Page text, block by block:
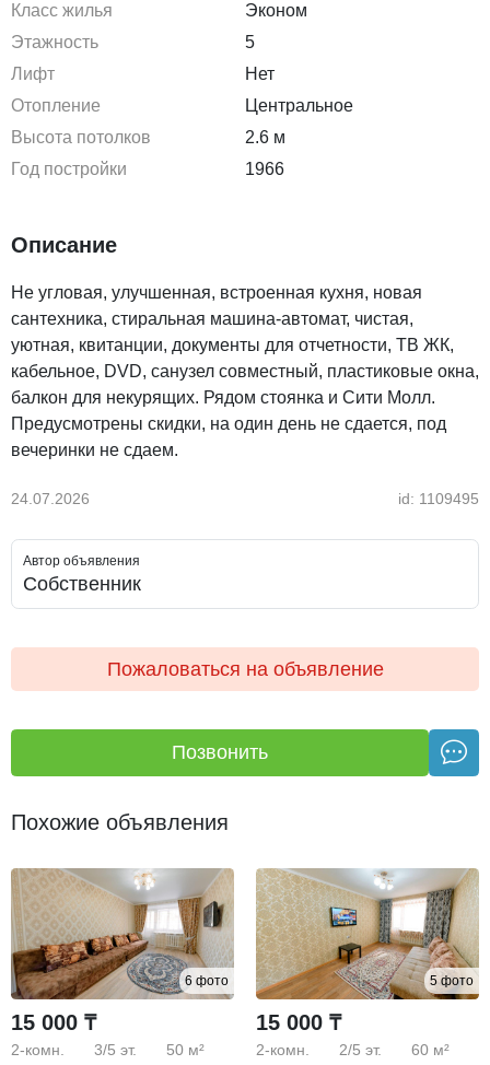
Класс жилья
Эконом
Этажность
5
Лифт
Нет
Отопление
Центральное
Высота потолков
2.6 м
Год постройки
1966
Описание
Не угловая, улучшенная, встроенная кухня, новая
сантехника, стиральная машина-автомат, чистая,
уютная, квитанции, документы для отчетности, ТВ ЖК,
кабельное, DVD, санузел совместный, пластиковые окна,
балкон для некурящих. Рядом стоянка и Сити Молл.
Предусмотрены скидки, на один день не сдается, под
вечеринки не сдаем.
24.07.2026 id: 1109495
Автор объявления
Собственник
Пожаловаться на объявление
Позвонить
Похожие объявления
6 фото
15 000 ₸
2-комн. 3/5 эт. 50 м²
5 фото
15 000 ₸
2-комн. 2/5 эт. 60 м²